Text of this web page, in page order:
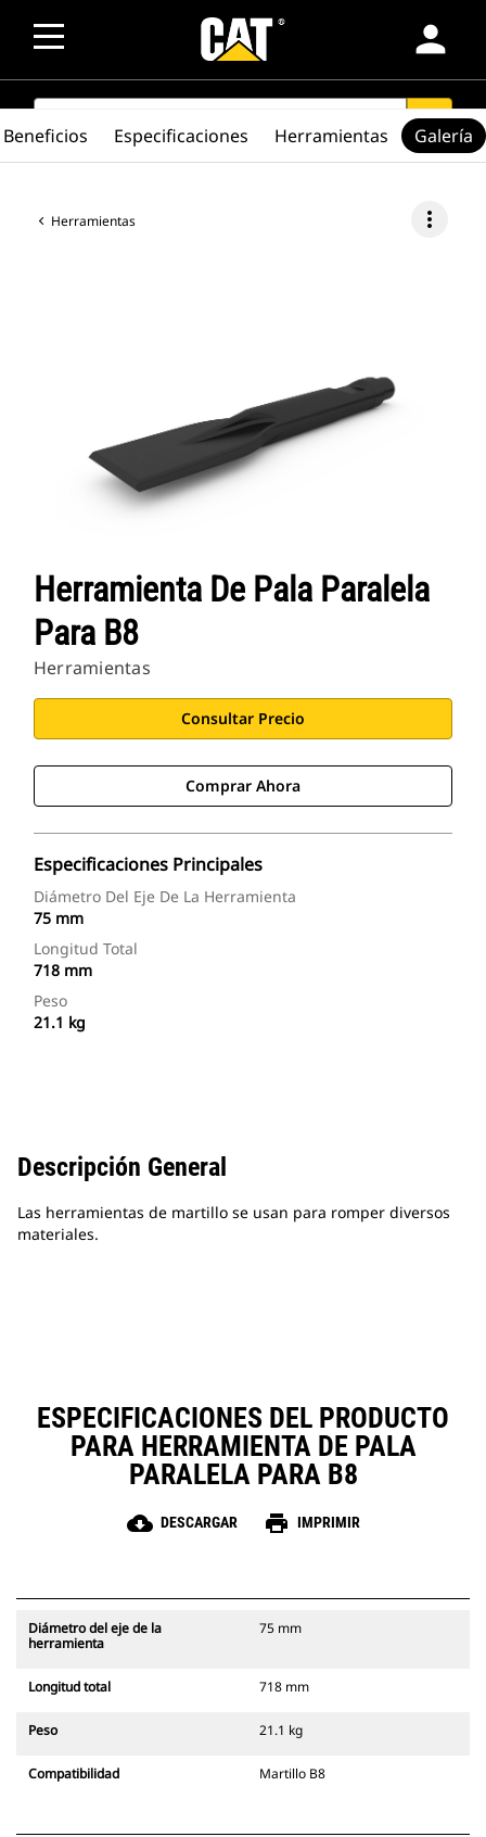
person
SEARCH search
Herramientas more_vert
Herramienta De Pala Paralela
Para B8
Herramientas
Consultar Precio
Comprar Ahora
Especificaciones Principales
Diámetro Del Eje De La Herramienta
75 mm
Longitud Total
718 mm
Peso
21.1 kg
Beneficios Especificaciones Herramientas Galería
Descripción General
Las herramientas de martillo se usan para romper diversos
materiales.
ESPECIFICACIONES DEL PRODUCTO
PARA HERRAMIENTA DE PALA
PARALELA PARA B8
cloud_download DESCARGAR print IMPRIMIR
Diámetro del eje de la
herramienta
75 mm
Longitud total 718 mm
Peso 21.1 kg
Compatibilidad Martillo B8